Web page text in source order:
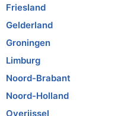
Friesland
Gelderland
Groningen
Limburg
Noord-Brabant
Noord-Holland
Overijssel